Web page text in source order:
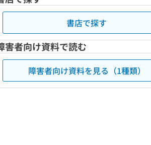
書店で探す
害者向け資料で読む
障害者向け資料を見る（1種類）